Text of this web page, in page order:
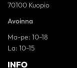
70100 Kuopio
Avoinna
Ma-pe: 10-18
La: 10-15
INFO